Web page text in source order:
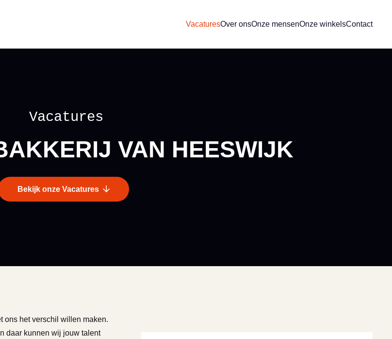
VacaturesOver onsOnze mensenOnze winkelsContact
Vacatures
VAN HEESWIJK
Bekijk onze Vacatures
ons het verschil willen maken.
daar kunnen wij jouw talent